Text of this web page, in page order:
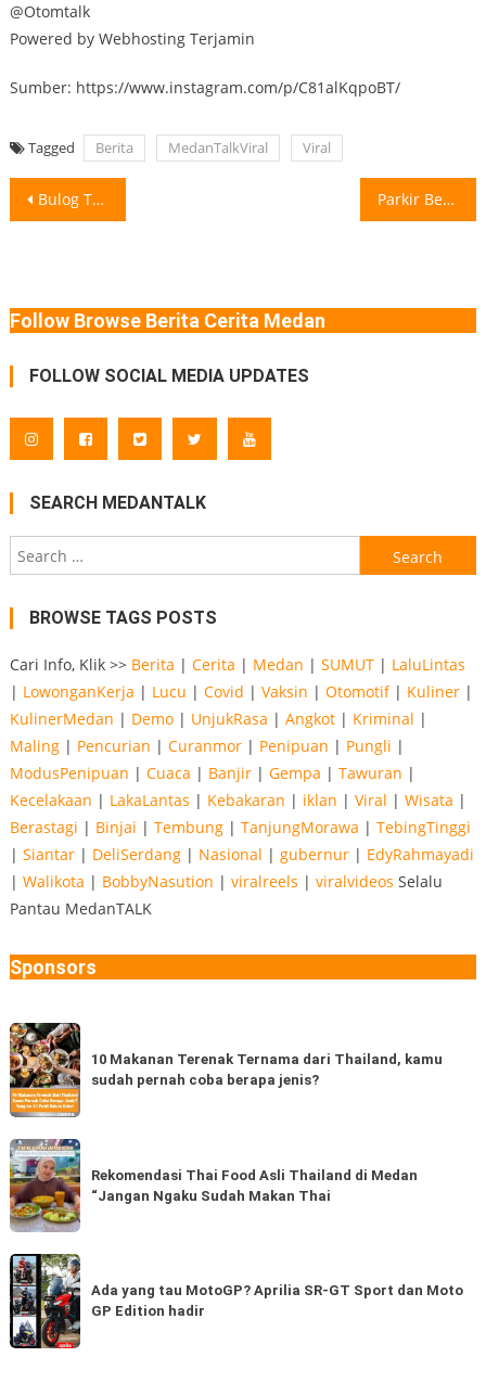
@Otomtalk
Powered by Webhosting Terjamin
Sumber: https://www.instagram.com/p/C81alKqpoBT/
Tagged Berita MedanTalkViral Viral
Post
Bulog Tambah 10 Ton Pasokan Beras di Sumut Jelang Musim Kemarau Kepala Parkir Berlangganan di Medan Berlaku Mulai Besok 1 Juli, Segini Tarif dan
Follow Browse Berita Cerita Medan
FOLLOW SOCIAL MEDIA UPDATES
SEARCH MEDANTALK
Search
for:
BROWSE TAGS POSTS
Cari Info, Klik >> Berita | Cerita | Medan | SUMUT| LaluLintas
| LowonganKerja | Lucu | Covid | Vaksin | Otomotif| Kuliner|
KulinerMedan | Demo| UnjukRasa | Angkot| Kriminal |
Maling| Pencurian | Curanmor| Penipuan | Pungli |
ModusPenipuan | Cuaca | Banjir| Gempa | Tawuran |
Kecelakaan | LakaLantas | Kebakaran | iklan | Viral | Wisata |
Berastagi | Binjai | Tembung| TanjungMorawa | TebingTinggi
| Siantar| DeliSerdang| Nasional | gubernur| EdyRahmayadi
| Walikota | BobbyNasution | viralreels | viralvideos Selalu
Pantau MedanTALK
Sponsors
10
Makanan
Terenak
Ternama
dari
Thailand,
kamu
sudah
coba
berapa
jenis?
10 Makanan Terenak Ternama dari Thailand, kamu
sudah pernah coba berapa jenis?
Rekomendasi
Thai
Food
Asli
Thailand
di
Medan
“Jangan
Rekomendasi Thai Food Asli Thailand di Medan
“Jangan Ngaku Sudah Makan Thai
Ada
yang
tau
MotoGP?
Ada yang tau MotoGP? Aprilia SR-GT Sport dan Moto
GP Edition hadir